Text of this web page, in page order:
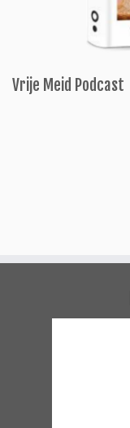
Vrije Meid Podcast